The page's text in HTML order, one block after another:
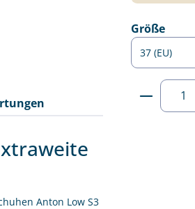
Größe
Anton Low S3